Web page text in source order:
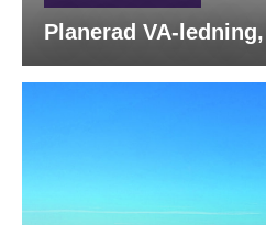
Planerad VA-